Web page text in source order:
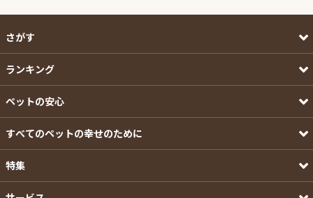
さがす
ランキング
ペットの安心
すべてのペットの幸せのために
特集